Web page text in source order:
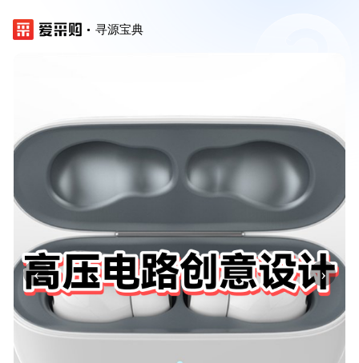
寻源宝典
‹ ›